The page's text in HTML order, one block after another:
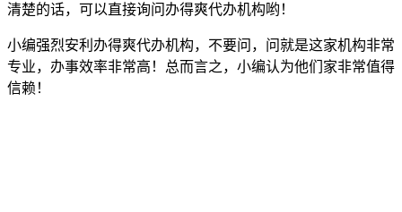
清楚的话，可以直接询问办得爽代办机构哟！
小编强烈安利办得爽代办机构，不要问，问就是这家机构非常
专业，办事效率非常高！总而言之，小编认为他们家非常值得
信赖！